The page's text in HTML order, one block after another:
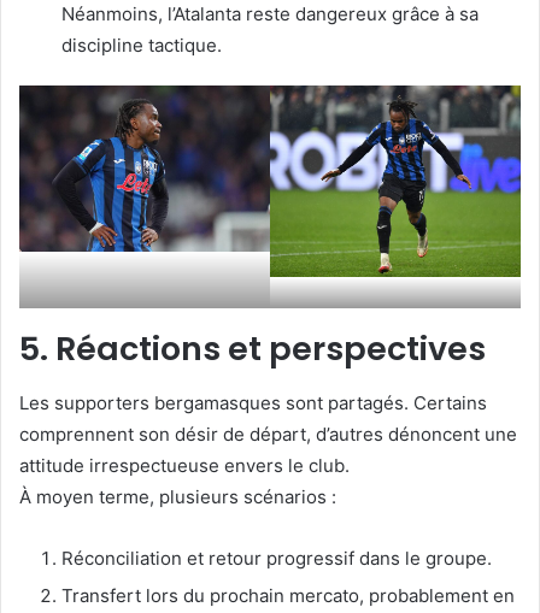
Néanmoins, l’Atalanta reste dangereux grâce à sa
discipline tactique.
5. Réactions et perspectives
Les supporters bergamasques sont partagés. Certains
comprennent son désir de départ, d’autres dénoncent une
attitude irrespectueuse envers le club.
À moyen terme, plusieurs scénarios :
Réconciliation et retour progressif dans le groupe.
Transfert lors du prochain mercato, probablement en